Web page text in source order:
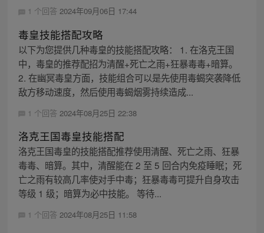
1 个回答 2024年09月06日 17:44
毒皇技能搭配攻略
以下为您提供几种毒皇的技能搭配攻略： 1. 在洛克王国
中，毒皇的推荐配招为清醒+死亡之雨+狂暴毒毒+暗算。
2. 在幽冥毒皇方面，技能组合可以是先使用毒蝎突袭降低
敌方移动速度，然后使用毒蝎烟雾持续造成...
1 个回答 2024年08月25日 22:38
洛克王国毒皇技能搭配
洛克王国毒皇的技能搭配推荐使用清醒、死亡之雨、狂暴
毒毒、暗算。其中，清醒能在 2 至 5 回合内免疫睡眠；死
亡之雨有较高几率使对手中毒；狂暴毒毒可提升自身攻击
等级 1 级；暗算为必中技能。 等待...
1 个回答 2024年08月25日 11:58